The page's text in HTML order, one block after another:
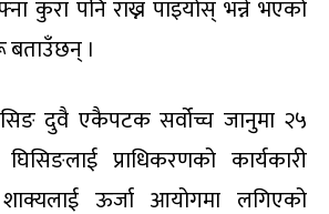
कुरा पनि राख्न पाइयोस् भन्ने भएको
बताउँछन् ।
दुवै एकैपटक सर्वोच्च जानुमा २५
प्राधिकरणको कार्यकारी
ऊर्जा आयोगमा लगिएको